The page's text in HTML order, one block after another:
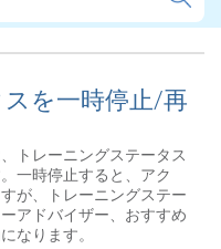
を一時停止/再
トレーニングステータス
一時停止すると、アク
が、トレーニングステー
アドバイザー、おすすめ
なります。